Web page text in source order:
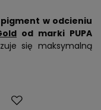
w odcieniu
od marki PUPA
się maksymalną